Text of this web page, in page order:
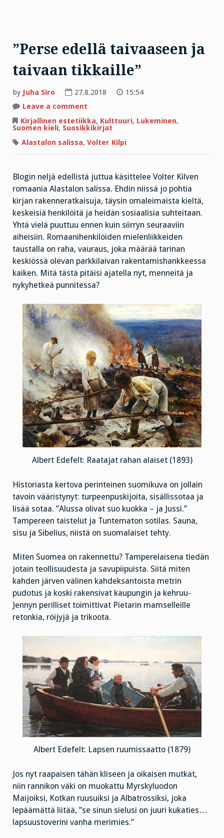
”Perse edellä taivaaseen ja
taivaan tikkaille”
by Juha Siro 27.8.2018
15:54
Leave a comment
edellä
taivaaseen
taivaan
Kirjallinen estetiikka, Kulttuuri, Lukeminen,
Suomen kieli, Suosikkikirjat
Alastalon salissa, Volter Kilpi
Blogin neljä edellistä juttua käsittelee Volter Kilven
romaania Alastalon salissa. Ehdin niissä jo pohtia
kirjan rakenneratkaisuja, täysin omaleimaista kieltä,
keskeisiä henkilöitä ja heidän sosiaalisia suhteitaan.
Yhtä vielä puuttuu ennen kuin siirryn seuraaviin
aiheisiin. Romaanihenkilöiden mielenliikkeiden
taustalla on raha, vauraus, joka määrää tarinan
keskiössä olevan parkkilaivan rakentamishankkeessa
kaiken. Mitä tästä pitäisi ajatella nyt, menneitä ja
nykyhetkeä punnitessa?
Albert Edefelt: Raatajat rahan alaiset (1893)
Historiasta kertova perinteinen suomikuva on jollain
tavoin vääristynyt: turpeenpuskijoita, sisällissotaa ja
lisää sotaa. ”Alussa olivat suo kuokka – ja Jussi.”
Tampereen taistelut ja Tuntematon sotilas. Sauna,
sisu ja Sibelius, niistä on suomalaiset tehty.
Miten Suomea on rakennettu? Tamperelaisena tiedän
jotain teollisuudesta ja savupiipuista. Siitä miten
kahden järven välinen kahdeksantoista metrin
pudotus ja koski rakensivat kaupungin ja kehruu-
Jennyn perilliset toimittivat Pietarin mamselleille
retonkia, röijyjä ja trikoota.
Albert Edefelt: Lapsen ruumissaatto (1879)
Jos nyt raapaisen tähän kliseen ja oikaisen mutkat,
niin rannikon väki on muokattu Myrskyluodon
Maijoiksi, Kotkan ruusuiksi ja Albatrossiksi, joka
lepäämättä liitää, ”se sinun sielusi on juuri kukaties…
lapsuustoverini vanha merimies.”